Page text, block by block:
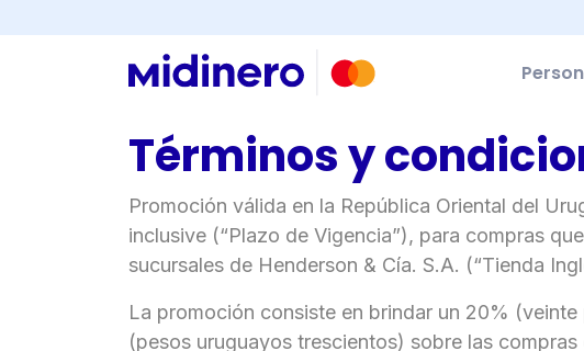
Buscar
Términos y
Promoción válida en la República Oriental del
inclusive (“Plazo de Vigencia”), para compras
sucursales de Henderson & Cía. S.A. (“Tienda
La promoción consiste en brindar un 20%
(pesos uruguayos trescientos) sobre las